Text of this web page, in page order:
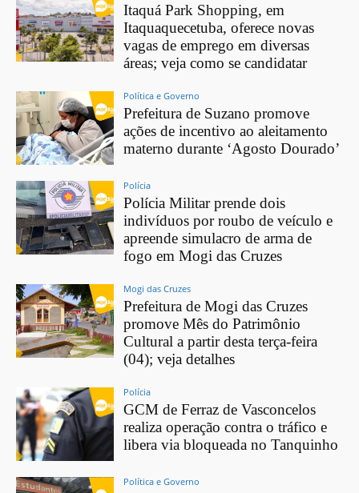
Itaquá Park Shopping, em
Itaquaquecetuba, oferece novas
vagas de emprego em diversas
áreas; veja como se candidatar
Política e Governo
Prefeitura de Suzano promove
ações de incentivo ao aleitamento
materno durante ‘Agosto Dourado’
Polícia
Polícia Militar prende dois
indivíduos por roubo de veículo e
apreende simulacro de arma de
fogo em Mogi das Cruzes
Mogi das Cruzes
Prefeitura de Mogi das Cruzes
promove Mês do Patrimônio
Cultural a partir desta terça-feira
(04); veja detalhes
Polícia
GCM de Ferraz de Vasconcelos
realiza operação contra o tráfico e
libera via bloqueada no Tanquinho
Política e Governo